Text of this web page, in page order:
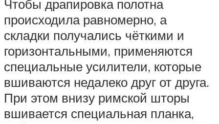
Чтобы драпировка полотна
происходила равномерно, а
складки получались чёткими и
горизонтальными, применяются
специальные усилители, которые
вшиваются недалеко друг от друга.
При этом внизу римской шторы
вшивается специальная планка,